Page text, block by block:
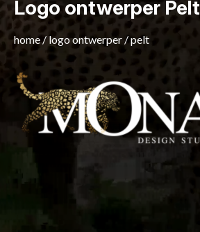
Logo ontwerper Pelt
home /logo ontwerper /pelt